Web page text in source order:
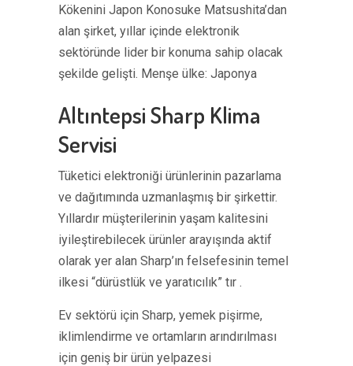
Kökenini Japon Konosuke Matsushita’dan
alan şirket, yıllar içinde elektronik
sektöründe lider bir konuma sahip olacak
şekilde gelişti. Menşe ülke: Japonya
Altıntepsi Sharp Klima
Servisi
Tüketici elektroniği ürünlerinin pazarlama
ve dağıtımında uzmanlaşmış bir şirkettir.
Yıllardır müşterilerinin yaşam kalitesini
iyileştirebilecek ürünler arayışında aktif
olarak yer alan Sharp’ın felsefesinin temel
ilkesi “dürüstlük ve yaratıcılık” tır .
Ev sektörü için Sharp, yemek pişirme,
iklimlendirme ve ortamların arındırılması
için geniş bir ürün yelpazesi